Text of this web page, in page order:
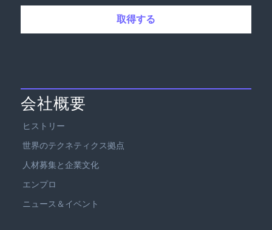
会社概要
ヒストリー
世界のテクネティクス拠点
人材募集と企業文化
エンプロ
ニュース＆イベント